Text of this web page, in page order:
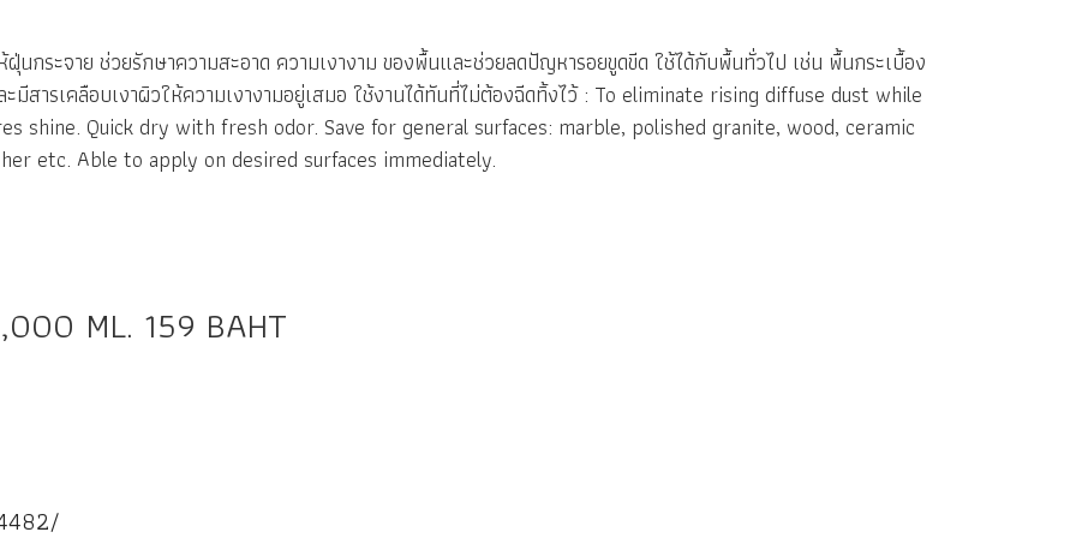
กระจาย ช่วยรักษาความสะอาด ความเงางาม ของพื้นและช่วยลดปัญหารอยขูดขีด ใช้ได้กับพื้นทั่วไป เช่น พื้นกระเบื้อง
สารเคลือบเงาผิวให้ความเงางามอยู่เสมอ ใช้งานได้ทันที่ไม่ต้องฉีดทิ้งไว้ : To eliminate rising diffuse dust while
shine. Quick dry with fresh odor. Save for general surfaces: marble, polished granite, wood, ceramic
etc. Able to apply on desired surfaces immediately.
ML. 159 BAHT